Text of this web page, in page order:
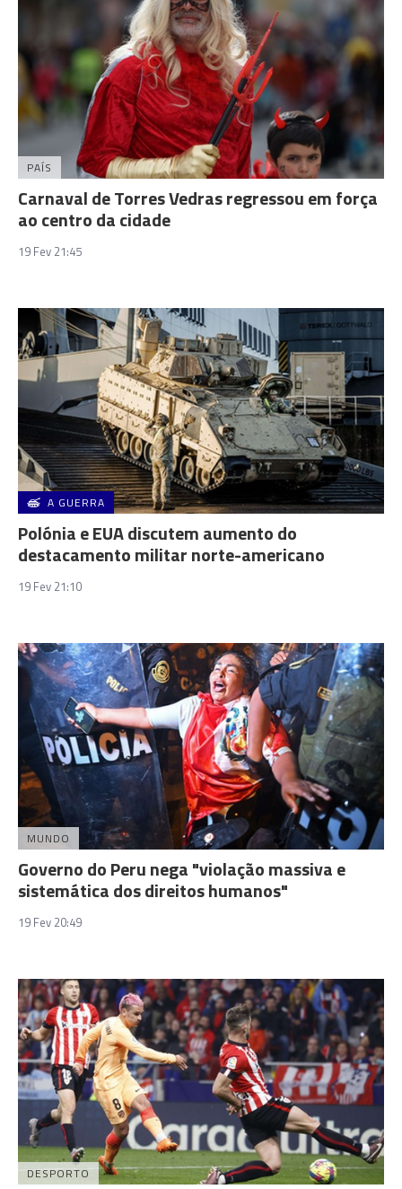
PAÍS
Carnaval de Torres Vedras regressou em força
ao centro da cidade
19 Fev 21:45
A GUERRA
Polónia e EUA discutem aumento do
destacamento militar norte-americano
19 Fev 21:10
MUNDO
Governo do Peru nega "violação massiva e
sistemática dos direitos humanos"
19 Fev 20:49
DESPORTO